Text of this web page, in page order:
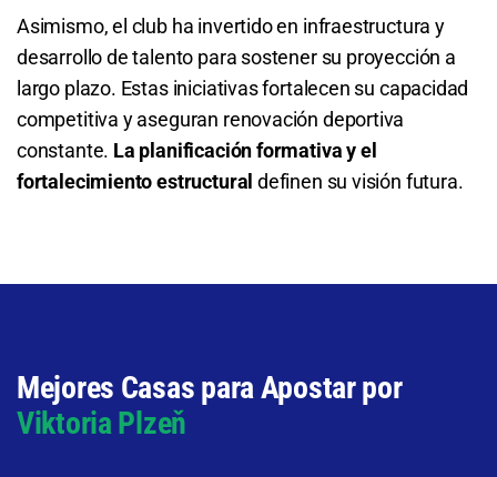
Asimismo, el club ha invertido en infraestructura y
desarrollo de talento para sostener su proyección a
largo plazo. Estas iniciativas fortalecen su capacidad
competitiva y aseguran renovación deportiva
constante. La planificación formativa y el
fortalecimiento estructural definen su visión futura.
Mejores Casas para Apostar por
Viktoria Plzeň